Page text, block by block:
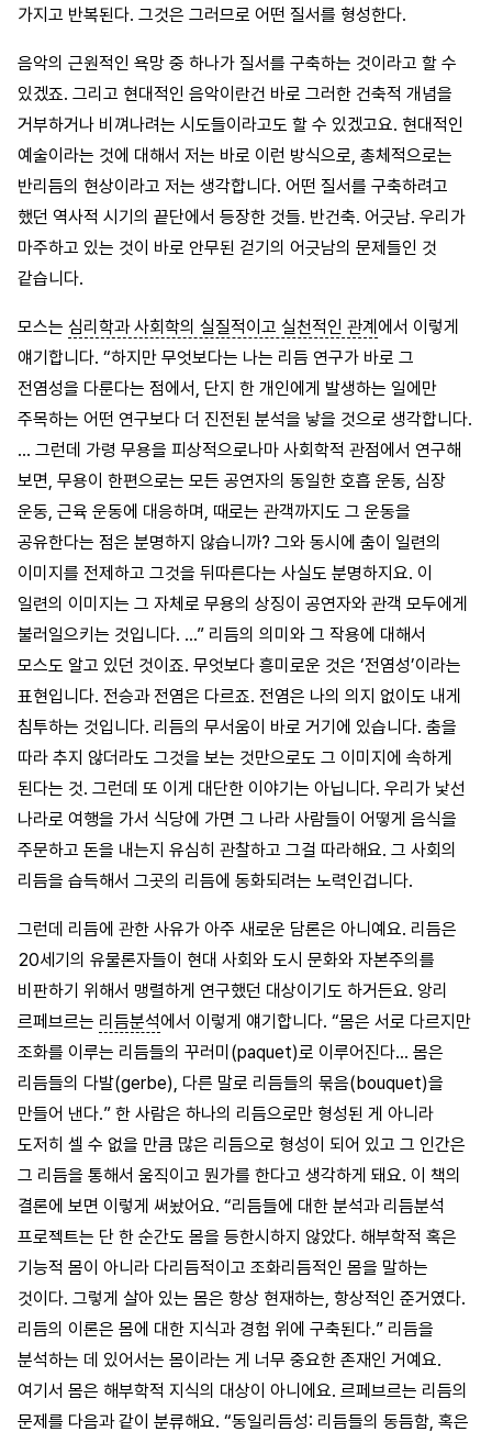
가지고 반복된다. 그것은 그러므로 어떤 질서를 형성한다.
음악의 근원적인 욕망 중 하나가 질서를 구축하는 것이라고 할 수
있겠죠. 그리고 현대적인 음악이란건 바로 그러한 건축적 개념을
거부하거나 비껴나려는 시도들이라고도 할 수 있겠고요. 현대적인
예술이라는 것에 대해서 저는 바로 이런 방식으로, 총체적으로는
반리듬의 현상이라고 저는 생각합니다. 어떤 질서를 구축하려고
했던 역사적 시기의 끝단에서 등장한 것들. 반건축. 어긋남. 우리가
마주하고 있는 것이 바로 안무된 걷기의 어긋남의 문제들인 것
같습니다.
모스는 심리학과 사회학의 실질적이고 실천적인 관계에서 이렇게
얘기합니다. “하지만 무엇보다는 나는 리듬 연구가 바로 그
전염성을 다룬다는 점에서, 단지 한 개인에게 발생하는 일에만
주목하는 어떤 연구보다 더 진전된 분석을 낳을 것으로 생각합니다.
… 그런데 가령 무용을 피상적으로나마 사회학적 관점에서 연구해
보면, 무용이 한편으로는 모든 공연자의 동일한 호흡 운동, 심장
운동, 근육 운동에 대응하며, 때로는 관객까지도 그 운동을
공유한다는 점은 분명하지 않습니까? 그와 동시에 춤이 일련의
이미지를 전제하고 그것을 뒤따른다는 사실도 분명하지요. 이
일련의 이미지는 그 자체로 무용의 상징이 공연자와 관객 모두에게
불러일으키는 것입니다. …” 리듬의 의미와 그 작용에 대해서
모스도 알고 있던 것이죠. 무엇보다 흥미로운 것은 ‘전염성’이라는
표현입니다. 전승과 전염은 다르죠. 전염은 나의 의지 없이도 내게
침투하는 것입니다. 리듬의 무서움이 바로 거기에 있습니다. 춤을
따라 추지 않더라도 그것을 보는 것만으로도 그 이미지에 속하게
된다는 것. 그런데 또 이게 대단한 이야기는 아닙니다. 우리가 낯선
나라로 여행을 가서 식당에 가면 그 나라 사람들이 어떻게 음식을
주문하고 돈을 내는지 유심히 관찰하고 그걸 따라해요. 그 사회의
리듬을 습득해서 그곳의 리듬에 동화되려는 노력인겁니다.
그런데 리듬에 관한 사유가 아주 새로운 담론은 아니예요. 리듬은
20세기의 유물론자들이 현대 사회와 도시 문화와 자본주의를
비판하기 위해서 맹렬하게 연구했던 대상이기도 하거든요. 앙리
르페브르는 리듬분석에서 이렇게 얘기합니다. “몸은 서로 다르지만
조화를 이루는 리듬들의 꾸러미(paquet)로 이루어진다… 몸은
리듬들의 다발(gerbe), 다른 말로 리듬들의 묶음(bouquet)을
만들어 낸다.” 한 사람은 하나의 리듬으로만 형성된 게 아니라
도저히 셀 수 없을 만큼 많은 리듬으로 형성이 되어 있고 그 인간은
그 리듬을 통해서 움직이고 뭔가를 한다고 생각하게 돼요. 이 책의
결론에 보면 이렇게 써놨어요. “리듬들에 대한 분석과 리듬분석
프로젝트는 단 한 순간도 몸을 등한시하지 않았다. 해부학적 혹은
기능적 몸이 아니라 다리듬적이고 조화리듬적인 몸을 말하는
것이다. 그렇게 살아 있는 몸은 항상 현재하는, 항상적인 준거였다.
리듬의 이론은 몸에 대한 지식과 경험 위에 구축된다.” 리듬을
분석하는 데 있어서는 몸이라는 게 너무 중요한 존재인 거예요.
여기서 몸은 해부학적 지식의 대상이 아니에요. 르페브르는 리듬의
문제를 다음과 같이 분류해요. “동일리듬성: 리듬들의 동듬함, 혹은